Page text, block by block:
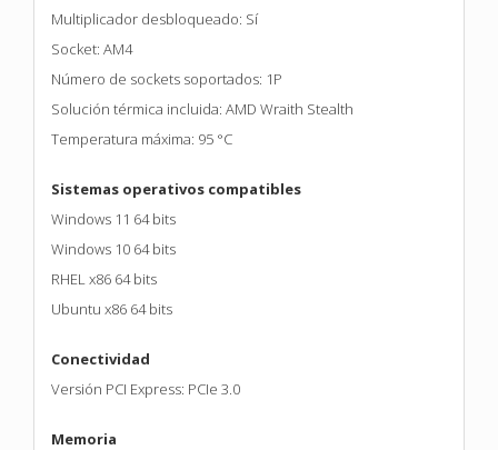
Multiplicador desbloqueado: Sí
Socket: AM4
Número de sockets soportados: 1P
Solución térmica incluida: AMD Wraith Stealth
Temperatura máxima: 95 °C
Sistemas operativos compatibles
Windows 11 64 bits
Windows 10 64 bits
RHEL x86 64 bits
Ubuntu x86 64 bits
Conectividad
Versión PCI Express: PCIe 3.0
Memoria